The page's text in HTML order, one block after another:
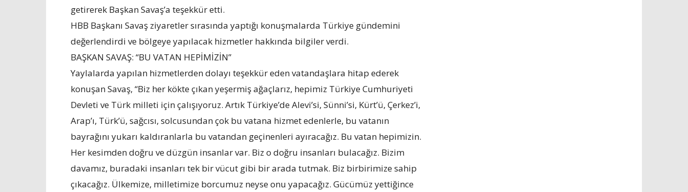
getirerek Başkan Savaş’a teşekkür etti.
HBB Başkanı Savaş ziyaretler sırasında yaptığı konuşmalarda Türkiye gündemini
değerlendirdi ve bölgeye yapılacak hizmetler hakkında bilgiler verdi.
BAŞKAN SAVAŞ: “BU VATAN HEPİMİZİN”
Yaylalarda yapılan hizmetlerden dolayı teşekkür eden vatandaşlara hitap ederek
konuşan Savaş, “Biz her kökte çıkan yeşermiş ağaçlarız, hepimiz Türkiye Cumhuriyeti
Devleti ve Türk milleti için çalışıyoruz. Artık Türkiye’de Alevi’si, Sünni’si, Kürt’ü, Çerkez’i,
Arap’ı, Türk’ü, sağcısı, solcusundan çok bu vatana hizmet edenlerle, bu vatanın
bayrağını yukarı kaldıranlarla bu vatandan geçinenleri ayıracağız. Bu vatan hepimizin.
Her kesimden doğru ve düzgün insanlar var. Biz o doğru insanları bulacağız. Bizim
davamız, buradaki insanları tek bir vücut gibi bir arada tutmak. Biz birbirimize sahip
çıkacağız. Ülkemize, milletimize borcumuz neyse onu yapacağız. Gücümüz yettiğince